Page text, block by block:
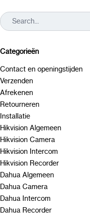
Categorieën
Contact en openingstijden
Verzenden
Afrekenen
Retourneren
Installatie
Hikvision Algemeen
Hikvision Camera
Hikvision Intercom
Hikvision Recorder
Dahua Algemeen
Dahua Camera
Dahua Intercom
Dahua Recorder